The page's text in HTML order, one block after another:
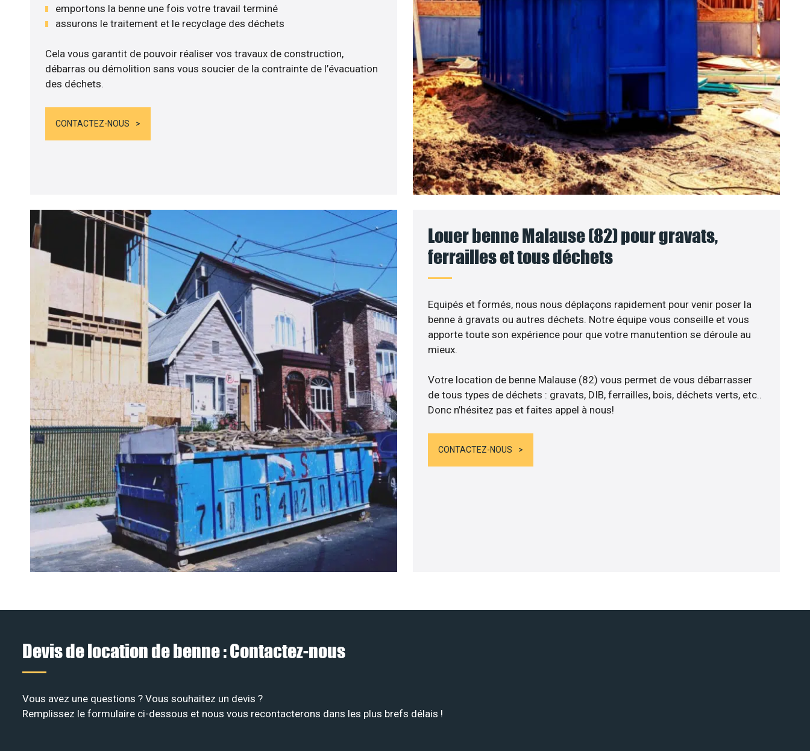
emportons la benne une fois votre travail terminé
assurons le traitement et le recyclage des déchets
Cela vous garantit de pouvoir réaliser vos travaux de construction,
débarras ou démolition sans vous soucier de la contrainte de l’évacuation
des déchets.
CONTACTEZ-NOUS
Louer benne Malause (82) pour gravats,
ferrailles et tous déchets
Equipés et formés, nous nous déplaçons rapidement pour venir poser la
benne à gravats ou autres déchets. Notre équipe vous conseille et vous
apporte toute son expérience pour que votre manutention se déroule au
mieux.
Votre location de benne Malause (82) vous permet de vous débarrasser
de tous types de déchets : gravats, DIB, ferrailles, bois, déchets verts, etc..
Donc n’hésitez pas et faites appel à nous!
CONTACTEZ-NOUS
Devis de location de benne : Contactez-nous
Vous avez une questions ? Vous souhaitez un devis ?
Remplissez le formulaire ci-dessous et nous vous recontacterons dans les plus brefs délais !